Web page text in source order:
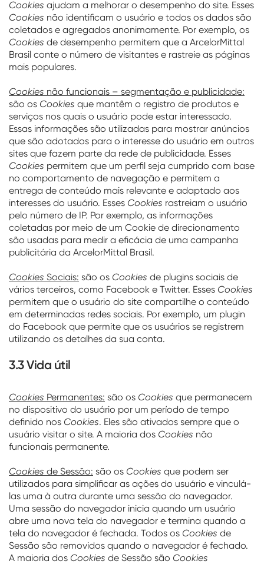
Cookies ajudam a melhorar o desempenho do site. Esses
Cookies não identificam o usuário e todos os dados são
coletados e agregados anonimamente. Por exemplo, os
Cookies de desempenho permitem que a ArcelorMittal
Brasil conte o número de visitantes e rastreie as páginas
mais populares.
Cookies não funcionais – segmentação e publicidade:
são os Cookies que mantêm o registro de produtos e
serviços nos quais o usuário pode estar interessado.
Essas informações são utilizadas para mostrar anúncios
que são adotados para o interesse do usuário em outros
sites que fazem parte da rede de publicidade. Esses
Cookies permitem que um perfil seja cumprido com base
no comportamento de navegação e permitem a
entrega de conteúdo mais relevante e adaptado aos
interesses do usuário. Esses Cookies rastreiam o usuário
pelo número de IP. Por exemplo, as informações
coletadas por meio de um Cookie de direcionamento
são usadas para medir a eficácia de uma campanha
publicitária da ArcelorMittal Brasil.
Cookies Sociais: são os Cookies de plugins sociais de
vários terceiros, como Facebook e Twitter. Esses Cookies
permitem que o usuário do site compartilhe o conteúdo
em determinadas redes sociais. Por exemplo, um plugin
do Facebook que permite que os usuários se registrem
utilizando os detalhes da sua conta.
3.3 Vida útil
Cookies Permanentes: são os Cookies que permanecem
no dispositivo do usuário por um período de tempo
definido nos Cookies. Eles são ativados sempre que o
usuário visitar o site. A maioria dos Cookies não
funcionais permanente.
Cookies de Sessão: são os Cookies que podem ser
utilizados para simplificar as ações do usuário e vinculá-
las uma à outra durante uma sessão do navegador.
Uma sessão do navegador inicia quando um usuário
abre uma nova tela do navegador e termina quando a
tela do navegador é fechada. Todos os Cookies de
Sessão são removidos quando o navegador é fechado.
A maioria dos Cookies de Sessão são Cookies